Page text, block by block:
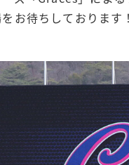
お待ちしております！